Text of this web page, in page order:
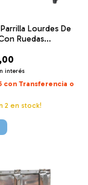
Lourdes De
Ruedas
interés
con Transferencia o
2 en stock!